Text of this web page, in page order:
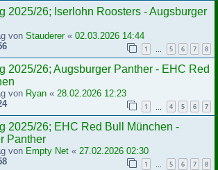
2025/26; Iserlohn Roosters - Augsburger
von Stauderer« 02.03.2026 14:44
1 5 6 7 8
2025/26; Augsburger Panther - EHC Red
von Ryan « 28.02.2026 12:23
1 4 5 6 7
2025/26; EHC Red Bull München -
Panther
von Empty Net « 27.02.2026 02:30
1 5 6 7 8